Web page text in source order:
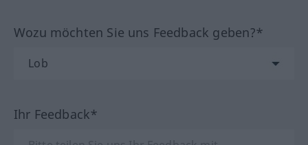
Wozu möchten Sie uns Feedback geben?*
Ihr Feedback*